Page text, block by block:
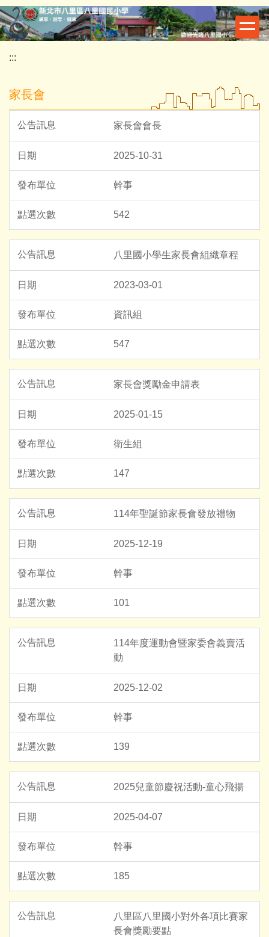
跳
到
主
區
:::
家長會
家長會會長
2025-10-31
幹事
542
八里國小學生家長會組織章程
2023-03-01
資訊組
547
家長會獎勵金申請表
2025-01-15
衛生組
147
114年聖誕節家長會發放禮物
2025-12-19
幹事
101
114年度運動會暨家委會義賣活
動
2025-12-02
幹事
139
2025兒童節慶祝活動-童心飛揚
2025-04-07
幹事
185
八里區八里國小對外各項比賽家
長會獎勵要點